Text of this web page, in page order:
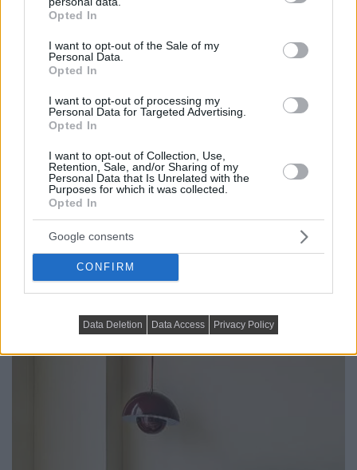
grant or deny consent to Google and its third-party tags to
use your data for below specified purposes in below Google
consent section.
Opted In
I want to opt-out of the Sale of my
Personal Data.
Opted In
I want to opt-out of processing my
Personal Data for Targeted Advertising.
Opted In
I want to opt-out of Collection, Use,
Retention, Sale, and/or Sharing of my
Personal Data that Is Unrelated with the
Purposes for which it was collected.
Opted In
Google consents
CONFIRM
Data Deletion Data Access Privacy Policy